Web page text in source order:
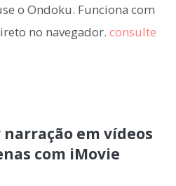
o Ondoku. Funciona com
no navegador. consulte
em vídeos
com iMovie